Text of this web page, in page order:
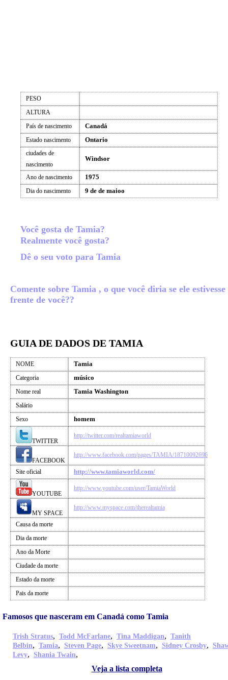
PESO
ALTURA
País de nascimento
Canadá
Estado nascimento Ontario
ciudades de
nascimento
Windsor
Ano de nascimento 1975
Dia do nascimento 9 de de maioo
Você gosta de Tamia?
Realmente você gosta?
Dê o seu voto para Tamia
Comente sobre Tamia , o que você diria se ele estivesse
frente de você??
GUIA DE DADOS DE TAMIA
NOME Tamia
Categoria músico
Nome real Tamia Washington
Salário
Sexo
homem
TWITTER
http://twitter.com/realtamiaworld
FACEBOOK
http://www.facebook.com/pages/TAMIA/18710092696
Site oficial http://www.tamiaworld.com/
YOUTUBE
http://www.youtube.com/user/TamiaWorld
MY SPACE
http://www.myspace.com/therealtamia
Causa da morte
Dia da morte
Ano da Morte
Ciudade da morte
Estado da morte
Pais da morte
Famosos que nasceram em Canadá como Tamia
Trish Stratus, Todd McFarlane, Tina Maddigan, Tanith
Belbin, Tamia, Steven Page, Skye Sweetnam, Sidney Crosby,
Levy, Shania Twain,
Veja a lista completa